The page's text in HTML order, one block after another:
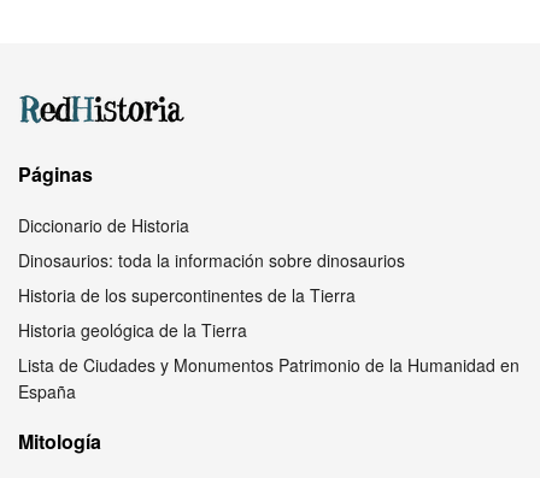
Páginas
Diccionario de Historia
Dinosaurios: toda la información sobre dinosaurios
Historia de los supercontinentes de la Tierra
Historia geológica de la Tierra
Lista de Ciudades y Monumentos Patrimonio de la Humanidad en
España
Mitología